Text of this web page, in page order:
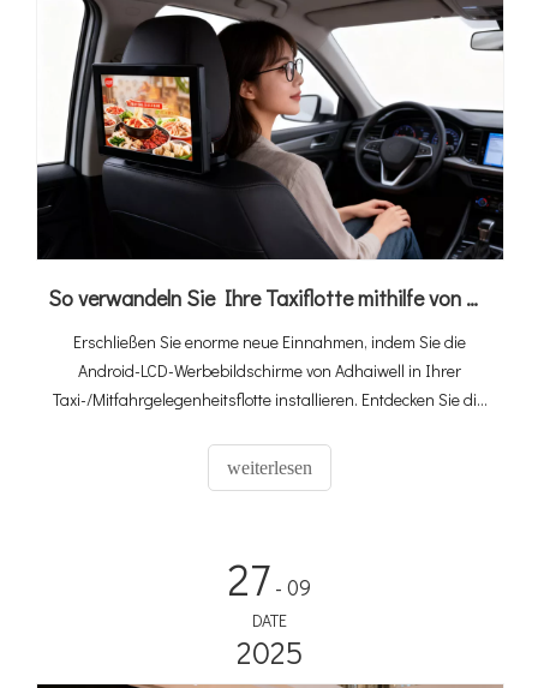
So verwandeln Sie Ihre Taxiflotte mithilfe von Android-LCD-Werbebildschirmen in einen Geldverdiener (2026 Ultimate Guide)
Erschließen Sie enorme neue Einnahmen, indem Sie die
Android-LCD-Werbebildschirme von Adhaiwell in Ihrer
Taxi-/Mitfahrgelegenheitsflotte installieren. Entdecken Sie die
Auto.
weiterlesen
27 - 09
DATE
2025